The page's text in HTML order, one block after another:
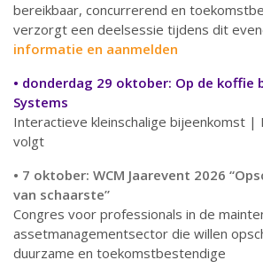
bereikbaar, concurrerend en
verzorgt een deelsessie tijdens dit
informatie en aanmelden
• donderdag 29 oktober: Op de koffie
Systems
Interactieve kleinschalige bijeenkomst |
volgt
• 7 oktober: WCM Jaarevent 2026
van schaarste”
Congres voor professionals in de
assetmanagementsector die willen
duurzame en toekomstbestendige